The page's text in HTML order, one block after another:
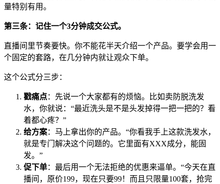
量特别有用。
第三条：记住一个3分钟成交公式。
直播间里节奏要快。你不能花半天介绍一个产品。要学会用一
个固定的套路，在几分钟内就让观众下单。
这个公式分三步：
戳痛点：先说一个大家都有的烦恼。比如卖防脱洗发
水，你就说：“最近洗头是不是头发掉得一把一把的？看
着都心疼？”
给方案：马上拿出你的产品。“你看我手上这款洗发水，
就是专门解决这个问题的。它里面有XXX成分，能固
发。”
促下单：最后用一个无法拒绝的优惠来逼单。“今天在直
播间，原价199，现在只要99！而且只限量100套，抢完